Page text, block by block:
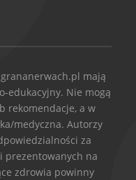
mają
edukacyjny. Nie mogą
rekomendacje, a w
medyczna. Autorzy
za
prezentowanych na
zdrowia powinny